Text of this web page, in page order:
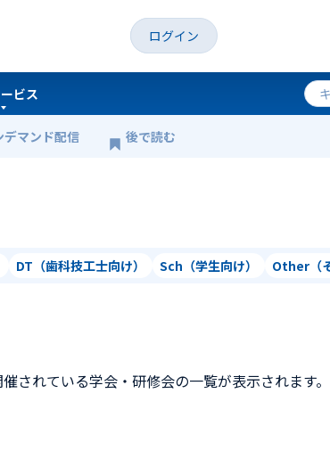
ログイン
デマンド配信 後で読む
ビス
DT（歯科技工士向け） Sch（学生向け） Other（
されている学会・研修会の一覧が表示されます。